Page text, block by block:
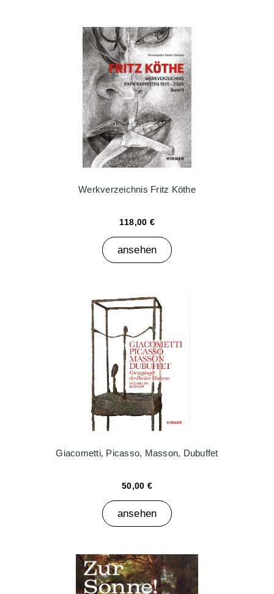
Werkverzeichnis Fritz Köthe
118,00 €
ansehen
Giacometti, Picasso, Masson, Dubuffet
50,00 €
ansehen